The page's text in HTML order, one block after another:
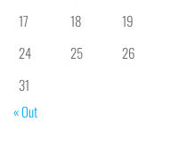
17
18 19
24
25 26
31
« Out